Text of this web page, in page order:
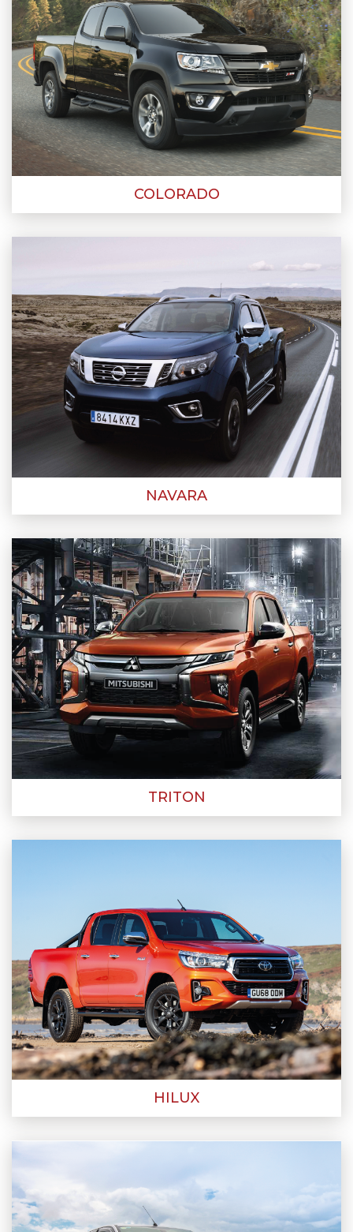
COLORADO
NAVARA
TRITON
HILUX